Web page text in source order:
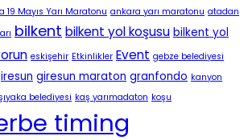
19 Mayıs Yarı Maratonu ankara yarı maratonu atadan
bilkent bilkent yol koşusu bilkent yol
eskişehir Etkinlikler Event gebze belediyesi
giresun maraton granfondo kanyon
belediyesi kaş yarımadaton koşu
timing